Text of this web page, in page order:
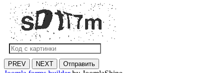
PREV NEXT Отправить